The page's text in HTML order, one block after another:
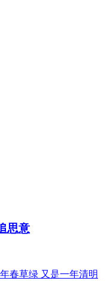
思意
春草绿 又是一年清明